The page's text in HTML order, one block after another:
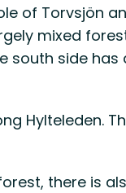
of Torvsjön
mixed
south side has
Hylteleden.
there is